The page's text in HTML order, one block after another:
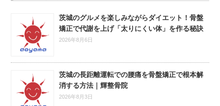
茨城のグルメを楽しみながらダイエット！骨盤
矯正で代謝を上げ「太りにくい体」を作る秘訣
2026年8月6日
茨城の長距離運転での腰痛を骨盤矯正で根本解
消する方法｜輝整骨院
2026年8月3日